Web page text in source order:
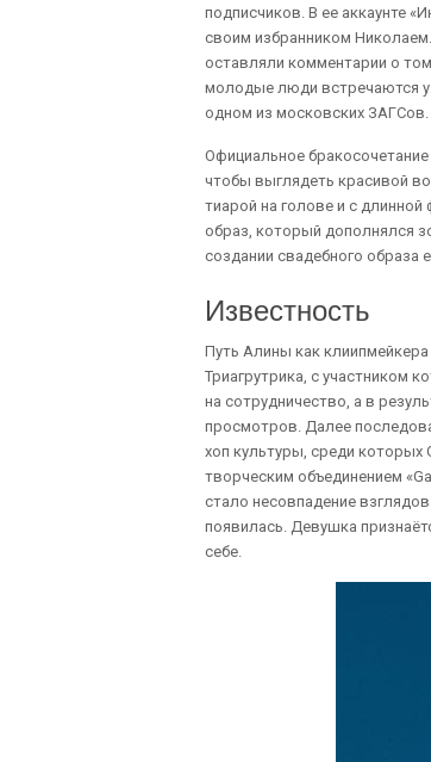
подписчиков. В ее аккаунте
своим избранником
оставляли комментарии о
молодые люди встречаются
одном из московских ЗАГСов.
Официальное
чтобы выглядеть красивой
тиарой на голове и с
образ, который дополнялся
создании свадебного образа
Известность
Путь Алины как
Триагрутрика, с участником
на сотрудничество, а в
просмотров. Далее
хоп культуры, среди которых
творческим объединением
стало несовпадение
появилась. Девушка
себе.